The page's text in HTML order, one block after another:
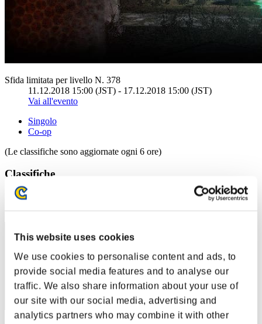
This website uses cookies
We use cookies to personalise content and ads, to
provide social media features and to analyse our
traffic. We also share information about your use of
our site with our social media, advertising and
analytics partners who may combine it with other
Sfida limitata per livello N. 378
11.12.2018 15:00 (JST) - 17.12.2018 15:00 (JST)
Vai all'evento
Singolo
Co-op
(Le classifiche sono aggiornate ogni 6 ore)
Classifiche
Posizione